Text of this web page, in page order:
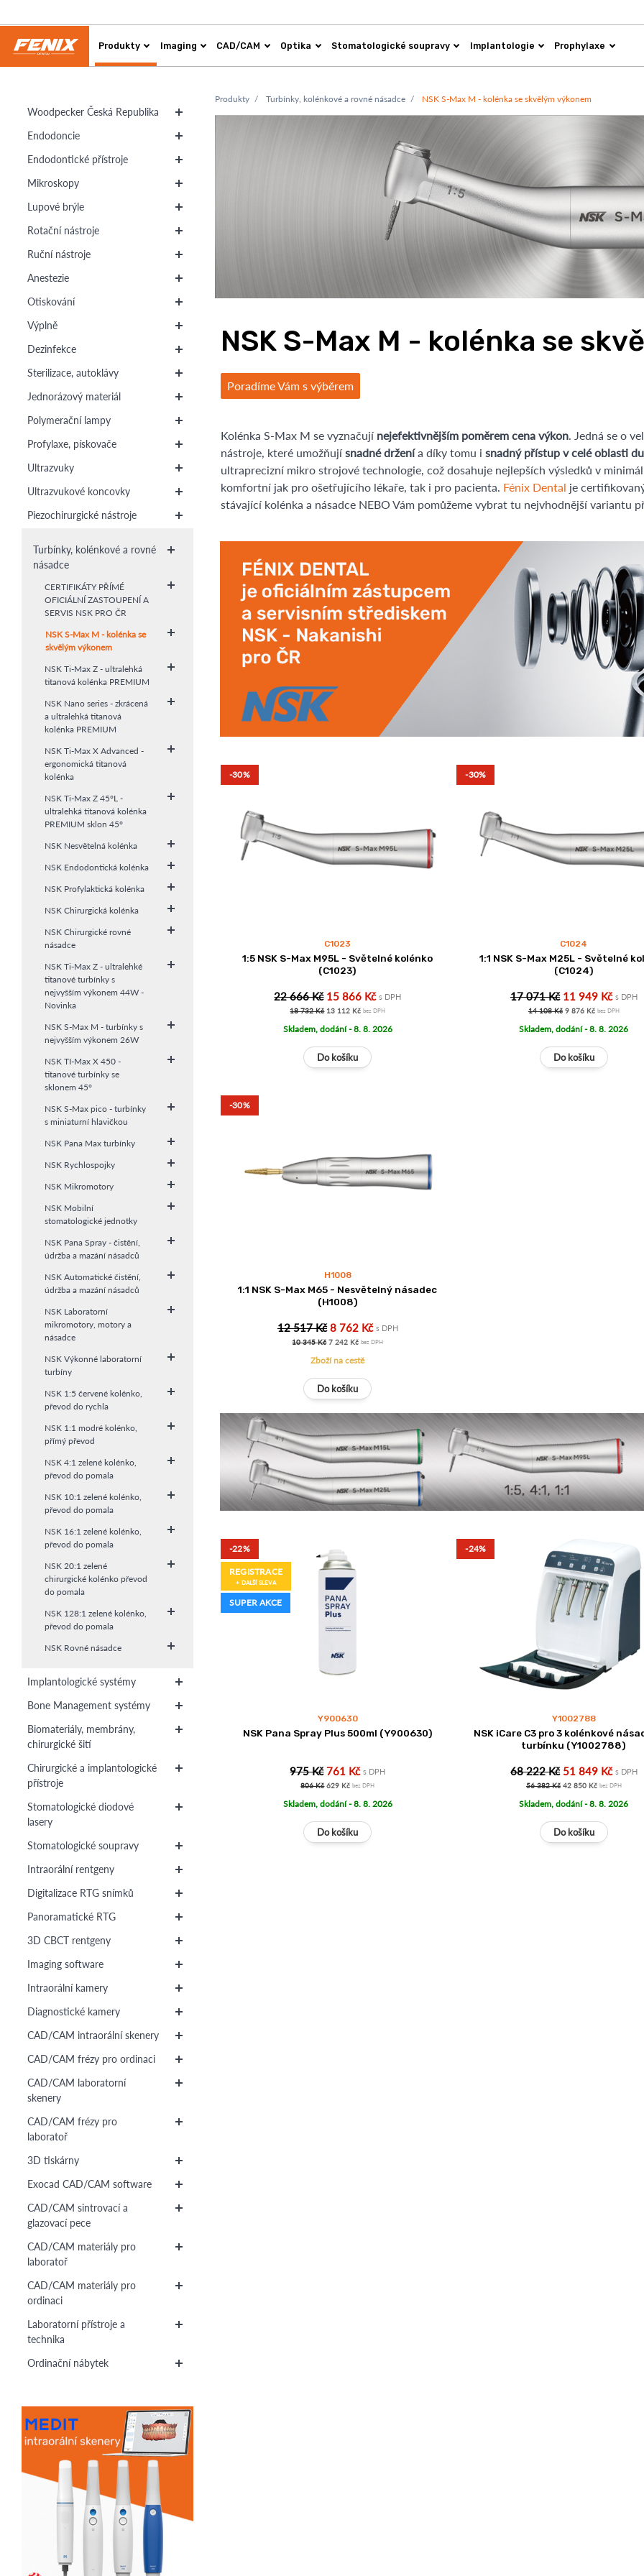
Produkty Imaging CAD/CAM Optika Stomatologické soupravy Implantologie Prophylaxe
Woodpecker Česká Republika
Endodoncie
Endodontické přístroje
Mikroskopy
Lupové brýle
Rotační nástroje
Ruční nástroje
Anestezie
Otiskování
Výplně
Dezinfekce
Sterilizace, autoklávy
Jednorázový materiál
Polymerační lampy
Profylaxe, pískovače
Ultrazvuky
Ultrazvukové koncovky
Piezochirurgické nástroje
Turbínky, kolénkové a rovné
násadce
CERTIFIKÁTY PŘÍMÉ
OFICIÁLNÍ ZASTOUPENÍ A
SERVIS NSK PRO ČR
NSK S-Max M - kolénka se
skvělým výkonem
NSK Ti-Max Z - ultralehká
titanová kolénka PREMIUM
NSK Nano series - zkrácená
a ultralehká titanová
kolénka PREMIUM
NSK Ti-Max X Advanced -
ergonomická titanová
kolénka
NSK Ti-Max Z 45°L -
ultralehká titanová kolénka
PREMIUM sklon 45°
NSK Nesvětelná kolénka
NSK Endodontická kolénka
NSK Profylaktická kolénka
NSK Chirurgická kolénka
NSK Chirurgické rovné
násadce
NSK Ti-Max Z - ultralehké
titanové turbínky s
nejvyšším výkonem 44W -
Novinka
NSK S-Max M - turbínky s
nejvyšším výkonem 26W
NSK TI-Max X 450 -
titanové turbínky se
sklonem 45°
NSK S-Max pico - turbínky
s miniaturní hlavičkou
NSK Pana Max turbínky
NSK Rychlospojky
NSK Mikromotory
NSK Mobilní
stomatologické jednotky
NSK Pana Spray - čistění,
údržba a mazání násadců
NSK Automatické čistění,
údržba a mazání násadců
NSK Laboratorní
mikromotory, motory a
násadce
NSK Výkonné laboratorní
turbíny
NSK 1:5 červené kolénko,
převod do rychla
NSK 1:1 modré kolénko,
přímý převod
NSK 4:1 zelené kolénko,
převod do pomala
NSK 10:1 zelené kolénko,
převod do pomala
NSK 16:1 zelené kolénko,
převod do pomala
NSK 20:1 zelené
chirurgické kolénko převod
do pomala
NSK 128:1 zelené kolénko,
převod do pomala
NSK Rovné násadce
Implantologické systémy
Bone Management systémy
Biomateriály, membrány,
chirurgické šití
Chirurgické a implantologické
přístroje
Stomatologické diodové
lasery
Stomatologické soupravy
Intraorální rentgeny
Digitalizace RTG snímků
Panoramatické RTG
3D CBCT rentgeny
Imaging software
Intraorální kamery
Diagnostické kamery
CAD/CAM intraorální skenery
CAD/CAM frézy pro ordinaci
CAD/CAM laboratorní
skenery
CAD/CAM frézy pro
laboratoř
3D tiskárny
Exocad CAD/CAM software
CAD/CAM sintrovací a
glazovací pece
CAD/CAM materiály pro
laboratoř
CAD/CAM materiály pro
ordinaci
Laboratorní přístroje a
technika
Ordinační nábytek
Produkty Turbínky, kolénkové a rovné násadce NSK S-Max M - kolénka se skvělým výkonem
NSK S-Max M - kolénka se
Poradíme Vám s výběrem
Kolénka S-Max M se vyznačují nejefektivnějším poměrem cena výkon. Jedná se o
nástroje, které umožňují snadné drženía díky tomu i snadný přístup v celé oblasti
ultraprecizní mikro strojové technologie, což dosahuje nejlepších výsledků v
komfortní jak pro ošetřujícího lékaře, tak i pro pacienta. Fénix Dental je
stávající kolénka a násadce NEBO Vám pomůžeme vybrat tu nejvhodnější variantu
-30%
C1023
1:5 NSK S-Max M95L - Světelné kolénko
(C1023)
22 666 Kč 15 866 Kčs DPH
18 732 Kč 13 112 Kčbez DPH
Skladem, dodání - 8. 8. 2026
-30%
C1024
1:1 NSK S-Max M25L - Světelné
(C1024)
17 071 Kč 11 949 Kč s DPH
14 108 Kč 9 876 Kč bez DPH
Skladem, dodání - 8. 8. 2026
-30%
H1008
1:1 NSK S-Max M65 - Nesvětelný násadec
(H1008)
12 517 Kč 8 762 Kč s DPH
10 345 Kč 7 242 Kčbez DPH
Zboží na cestě
-22%
REGISTRACE
+ DALŠÍ SLEVA
SUPER AKCE
Y900630
NSK Pana Spray Plus 500ml (Y900630)
975 Kč 761 Kčs DPH
806 Kč 629 Kčbez DPH
Skladem, dodání - 8. 8. 2026
-24%
Y1002788
NSK iCare C3 pro 3 kolénkové
turbínku (Y1002788)
68 222 Kč 51 849 Kč s DPH
56 382 Kč 42 850 Kč bez DPH
Skladem, dodání - 8. 8. 2026